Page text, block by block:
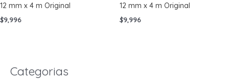
Categorias
12 mm x 4 m Original
$9,996
12 mm x 4 m Original
$9,996